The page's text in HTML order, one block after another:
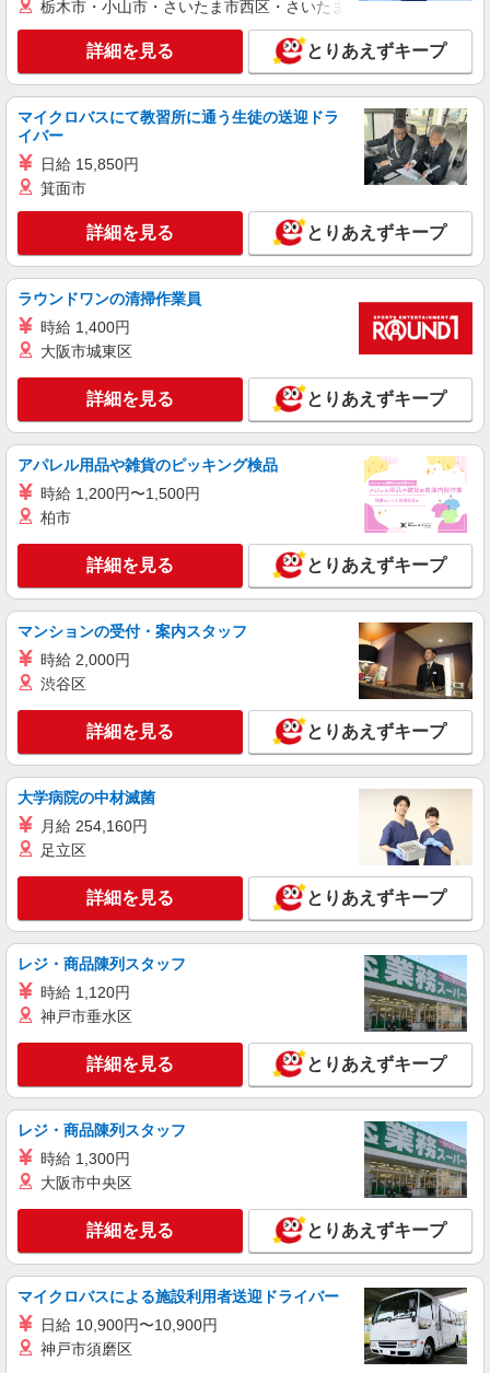
栃木市・小山市・さいたま市西区・さいたま市岩槻区・久喜市・
詳細を見る とりあえずキープ
マイクロバスにて教習所に通う生徒の送迎ドラ
イバー
日給 15,850円
箕面市
詳細を見る とりあえずキープ
ラウンドワンの清掃作業員
時給 1,400円
大阪市城東区
詳細を見る とりあえずキープ
アパレル用品や雑貨のピッキング検品
時給 1,200円〜1,500円
柏市
詳細を見る とりあえずキープ
マンションの受付・案内スタッフ
時給 2,000円
渋谷区
詳細を見る とりあえずキープ
大学病院の中材滅菌
月給 254,160円
足立区
詳細を見る とりあえずキープ
レジ・商品陳列スタッフ
時給 1,120円
神戸市垂水区
詳細を見る とりあえずキープ
レジ・商品陳列スタッフ
時給 1,300円
大阪市中央区
詳細を見る とりあえずキープ
マイクロバスによる施設利用者送迎ドライバー
日給 10,900円〜10,900円
神戸市須磨区